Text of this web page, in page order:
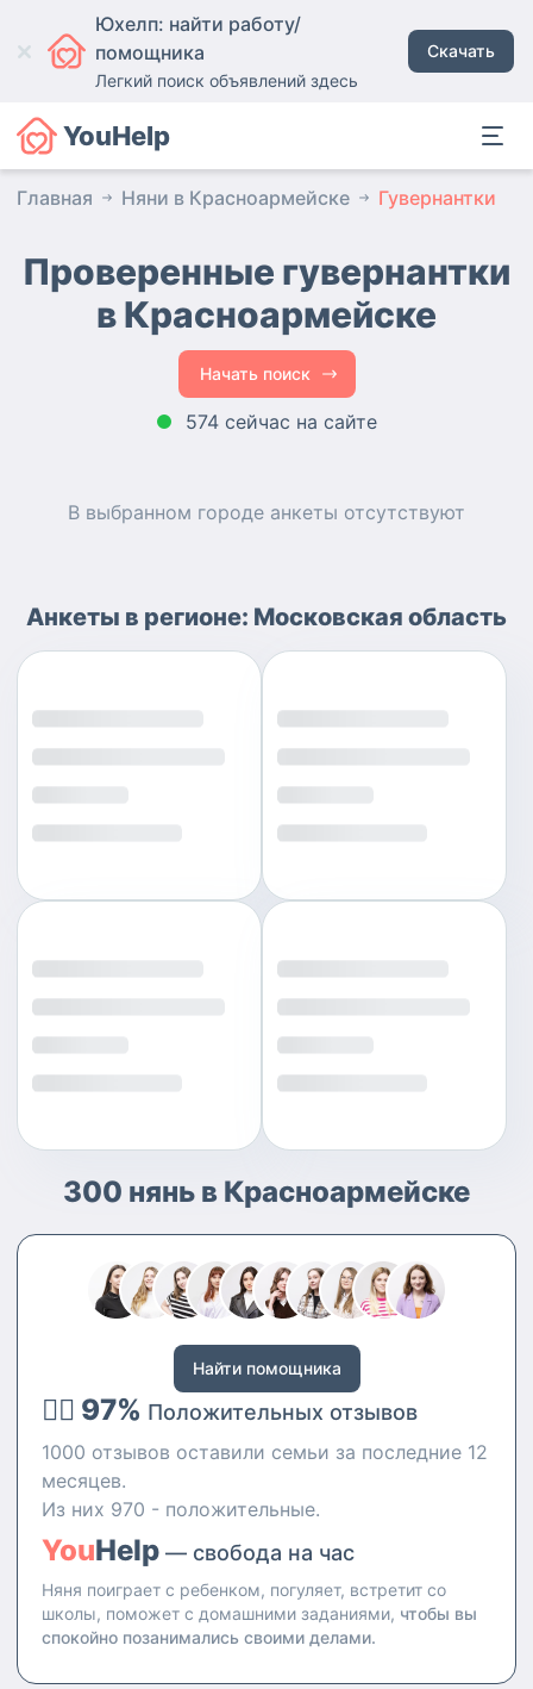
Юхелп: найти работу/
помощника
Легкий поиск объявлений здесь
Скачать
YouHelp
Главная Няни в Красноармейске Гувернантки
Проверенные гувернантки
в Красноармейске
Начать поиск
574 сейчас на сайте
В выбранном городе анкеты отсутствуют
Анкеты в регионе: Московская область
300 нянь в Красноармейске
Найти помощника
👍🏻 97% Положительных отзывов
1000 отзывов оставили семьи за последние 12
месяцев.
Из них 970 - положительные.
YouHelp — свобода на час
Няня поиграет с ребенком, погуляет, встретит со
школы, поможет с домашними заданиями, чтобы вы
спокойно позанимались своими делами.